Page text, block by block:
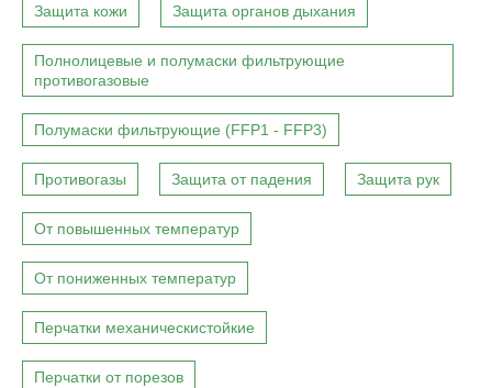
Защита кожи Защита органов дыхания
Полнолицевые и полумаски фильтрующие
противогазовые
Полумаски фильтрующие (FFP1 - FFP3)
Противогазы Защита от падения Защита рук
От повышенных температур
От пониженных температур
Перчатки механическистойкие
Перчатки от порезов